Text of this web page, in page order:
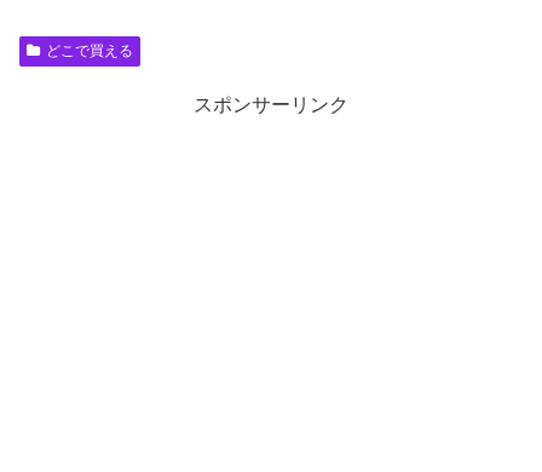
どこで買える
スポンサーリンク